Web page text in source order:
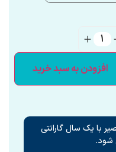
افزودن به سبد خرید
با یک سال گارانتی
شود.